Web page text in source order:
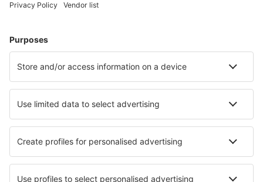
Hotels in Horni Becva Hotels in Pavlov
Hotels in Roudnice nad Labem
Die besten Hotels - Städte
Hotels in Central City Hotels in Oberrod